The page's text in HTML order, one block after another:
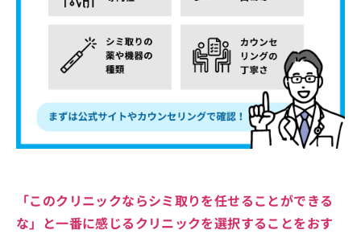
「このクリニックならシミ取りを任せることができる
な」と一番に感じるクリニックを選択することをおす